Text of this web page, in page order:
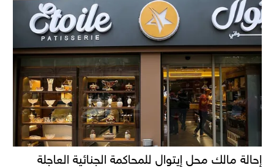
إحالة مالك محل إيتوال للمحاكمة الجنائية العاجلة